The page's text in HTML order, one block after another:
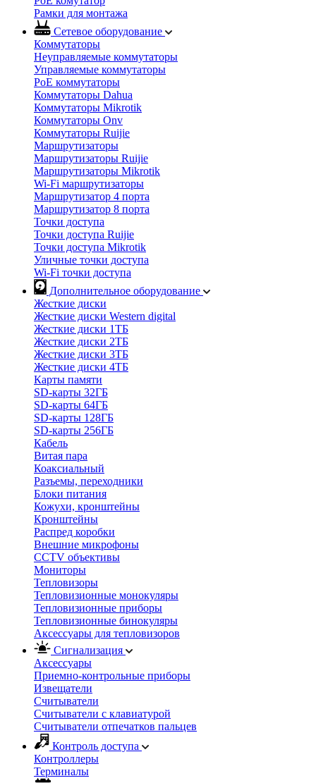
Рамки для монтажа
Сетевое оборудование
Коммутаторы
Неуправляемые коммутаторы
Управляемые коммутаторы
PoE коммутаторы
Коммутаторы Dahua
Коммутаторы Mikrotik
Коммутаторы Onv
Коммутаторы Ruijie
Маршрутизаторы
Маршрутизаторы Ruijie
Маршрутизаторы Mikrotik
Wi-Fi маршрутизаторы
Маршрутизатор 4 порта
Маршрутизатор 8 порта
Точки доступа
Точки доступа Ruijie
Точки доступа Mikrotik
Уличные точки доступа
Wi-Fi точки доступа
Дополнительное оборудование
Жесткие диски
Жесткие диски Western digital
Жесткие диски 1ТБ
Жесткие диски 2ТБ
Жесткие диски 3ТБ
Жесткие диски 4ТБ
Карты памяти
SD-карты 32ГБ
SD-карты 64ГБ
SD-карты 128ГБ
SD-карты 256ГБ
Кабель
Витая пара
Коаксиальный
Разъемы, переходники
Блоки питания
Кожухи, кронштейны
Кронштейны
Распред коробки
Внешние микрофоны
CCTV объективы
Мониторы
Тепловизоры
Тепловизионные монокуляры
Тепловизионные приборы
Тепловизионные бинокуляры
Аксессуары для тепловизоров
Сигнализация
Аксессуары
Приемно-контрольные приборы
Извещатели
Считыватели
Cчитыватели с клавиатурой
Cчитыватели отпечатков пальцев
Контроль доступа
Контроллеры
Терминалы